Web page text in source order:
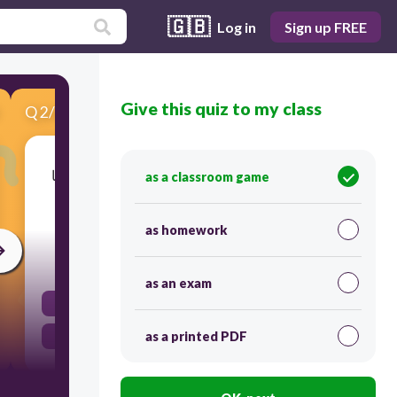
🇬🇧 Log in Sign up FREE
Q2/6 Score 0
ديدان أجسامها على شكل أنبوب داخل أنبوب بينهما
30
الديدان المفلطحة
Give this quiz to my class
as a classroom game
as homework
as an exam
as a printed PDF